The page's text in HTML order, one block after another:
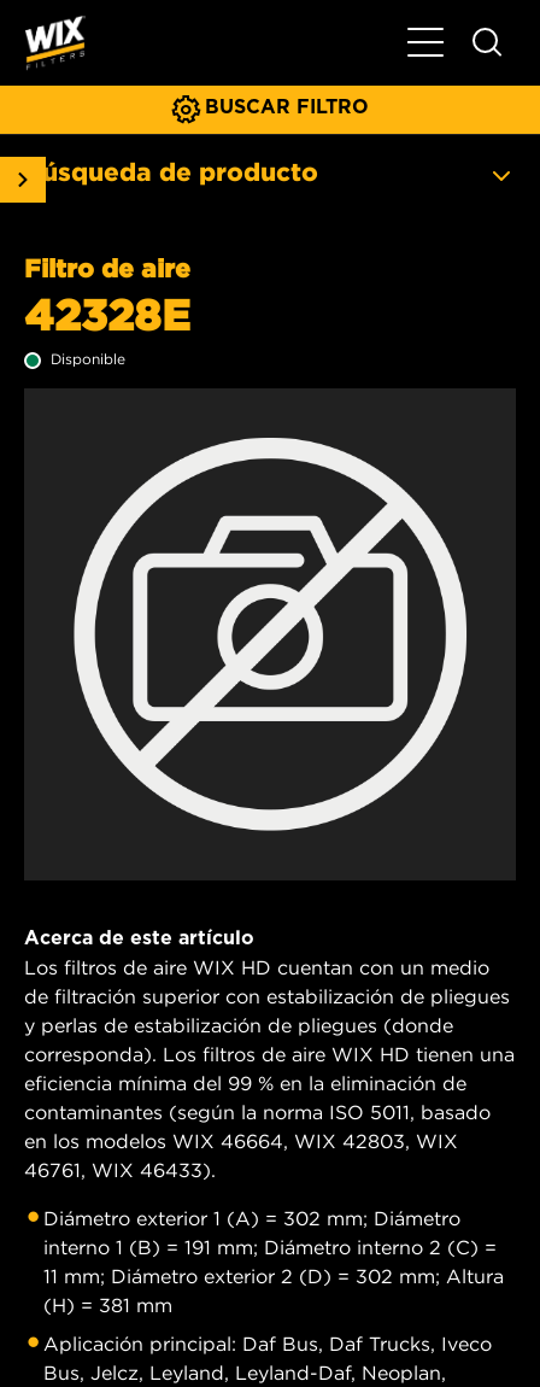
Menú
BUSCAR FILTRO
Búsqueda de producto
Filtro de aire
42328E
Disponible
Acerca de este artículo
Los filtros de aire WIX HD cuentan con un medio
de filtración superior con estabilización de pliegues
y perlas de estabilización de pliegues (donde
corresponda). Los filtros de aire WIX HD tienen una
eficiencia mínima del 99 % en la eliminación de
contaminantes (según la norma ISO 5011, basado
en los modelos WIX 46664, WIX 42803, WIX
46761, WIX 46433).
Diámetro exterior 1 (A) = 302 mm; Diámetro
interno 1 (B) = 191 mm; Diámetro interno 2 (C) =
11 mm; Diámetro exterior 2 (D) = 302 mm; Altura
(H) = 381 mm
Aplicación principal: Daf Bus, Daf Trucks, Iveco
Bus, Jelcz, Leyland, Leyland-Daf, Neoplan,